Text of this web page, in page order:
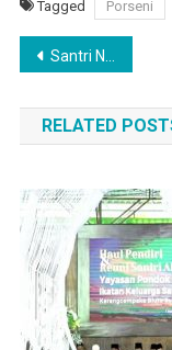
Tagged Porseni
Navigasi
pos
Santri Nurul Islam Juara 2 Lomba Catur Tingkat Kabupaten
RELATED